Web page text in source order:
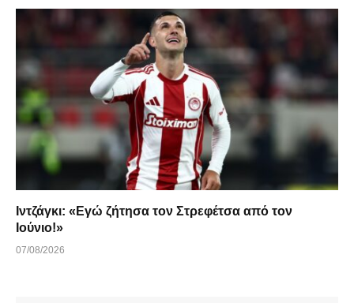
Ιντζάγκι: «Εγώ ζήτησα τον Στρεφέτσα από τον
Ιούνιο!»
07/08/2026